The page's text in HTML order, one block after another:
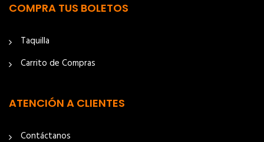
COMPRA TUS BOLETOS
Taquilla
Carrito de Compras
ATENCIÓN A CLIENTES
Contáctanos